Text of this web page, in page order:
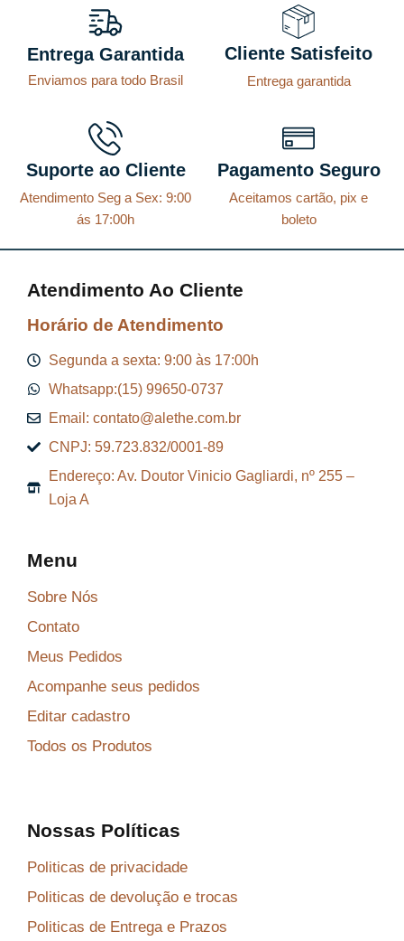
Entrega Garantida
Enviamos para todo Brasil
Cliente Satisfeito
Entrega garantida
Suporte ao Cliente
Atendimento Seg a Sex: 9:00
ás 17:00h
Pagamento Seguro
Aceitamos cartão, pix e
boleto
Atendimento Ao Cliente
Horário de Atendimento
Segunda a sexta: 9:00 às 17:00h
Whatsapp:(15) 99650-0737
Email: contato@alethe.com.br
CNPJ: 59.723.832/0001-89
Endereço: Av. Doutor Vinicio Gagliardi, nº 255 –
Loja A
Menu
Sobre Nós
Contato
Meus Pedidos
Acompanhe seus pedidos
Editar cadastro
Todos os Produtos
Nossas Políticas
Politicas de privacidade
Politicas de devolução e trocas
Politicas de Entrega e Prazos